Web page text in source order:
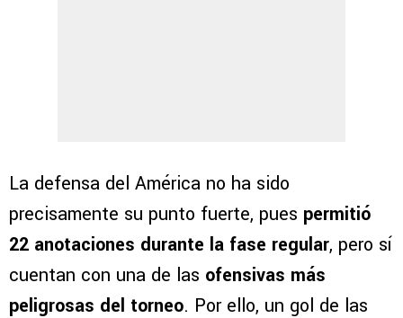
La defensa del América no ha sido
precisamente su punto fuerte, pues permitió
22 anotaciones durante la fase regular, pero sí
cuentan con una de las ofensivas más
peligrosas del torneo. Por ello, un gol de las